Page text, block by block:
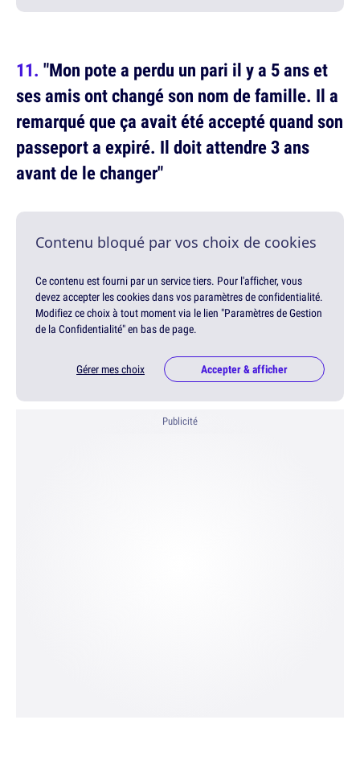
"Mon pote a perdu un pari il y a 5 ans et
ses amis ont changé son nom de famille. Il a
remarqué que ça avait été accepté quand son
passeport a expiré. Il doit attendre 3 ans
avant de le changer"
Contenu bloqué par vos choix de cookies
Ce contenu est fourni par un service tiers. Pour l'afficher, vous
devez accepter les cookies dans vos paramètres de confidentialité.
Modifiez ce choix à tout moment via le lien "Paramètres de Gestion
de la Confidentialité" en bas de page.
Gérer mes choix Accepter & afficher
Publicité